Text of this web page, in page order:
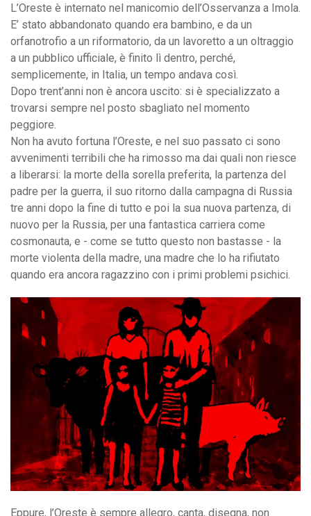
L’Oreste è internato nel manicomio dell’Osservanza a Imola.
E’ stato abbandonato quando era bambino, e da un
orfanotrofio a un riformatorio, da un lavoretto a un oltraggio
a un pubblico ufficiale, è finito lì dentro, perché,
semplicemente, in Italia, un tempo andava così.
Dopo trent’anni non è ancora uscito: si è specializzato a
trovarsi sempre nel posto sbagliato nel momento
peggiore.
Non ha avuto fortuna l’Oreste, e nel suo passato ci sono
avvenimenti terribili che ha rimosso ma dai quali non riesce
a liberarsi: la morte della sorella preferita, la partenza del
padre per la guerra, il suo ritorno dalla campagna di Russia
tre anni dopo la fine di tutto e poi la sua nuova partenza, di
nuovo per la Russia, per una fantastica carriera come
cosmonauta, e - come se tutto questo non bastasse - la
morte violenta della madre, una madre che lo ha rifiutato
quando era ancora ragazzino con i primi problemi psichici.
Eppure, l’Oreste è sempre allegro, canta, disegna, non